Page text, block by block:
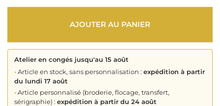
AJOUTER AU PANIER
Atelier en congés jusqu'au 15 août
•Article en stock, sans personnalisation : expédition à partir
du lundi 17 août
•Article personnalisé (broderie, flocage, transfert,
sérigraphie) : expédition à partir du 24 août